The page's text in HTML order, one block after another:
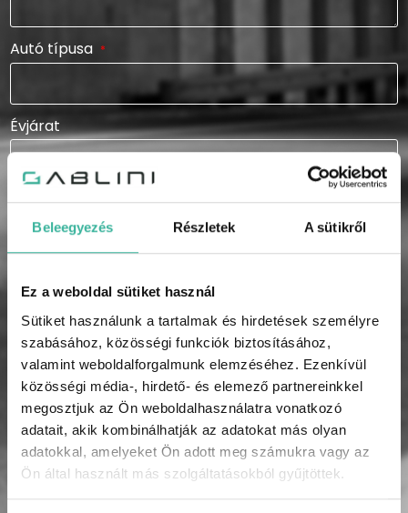
Beleegyezés Részletek A sütikről
Ez a weboldal sütiket használ
Sütiket használunk a tartalmak és hirdetések személyre
szabásához, közösségi funkciók biztosításához,
valamint weboldalforgalmunk elemzéséhez. Ezenkívül
közösségi média-, hirdető- és elemező partnereinkkel
megosztjuk az Ön weboldalhasználatra vonatkozó
adatait, akik kombinálhatják az adatokat más olyan
adatokkal, amelyeket Ön adott meg számukra vagy az
Ön által használt más szolgáltatásokból gyűjtöttek.
Autó típusa
Évjárat
Rendszám
Elolvastam és elfogadom az
adatkezelési
tájékoztatót.
Amennyiben rendszeresen tájékoztatást szeretne
kapni a GABLINI akcióiról, újdonságairól, híreiről,
regisztráljon és legyen hírlevelünk olvasója!
Feliratkozom a hírlevélre